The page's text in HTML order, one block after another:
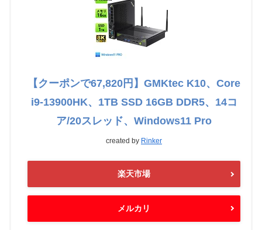
【クーポンで67,820円】GMKtec K10、Core
i9-13900HK、1TB SSD 16GB DDR5、14コ
ア/20スレッド、Windows11 Pro
created by Rinker
楽天市場
メルカリ